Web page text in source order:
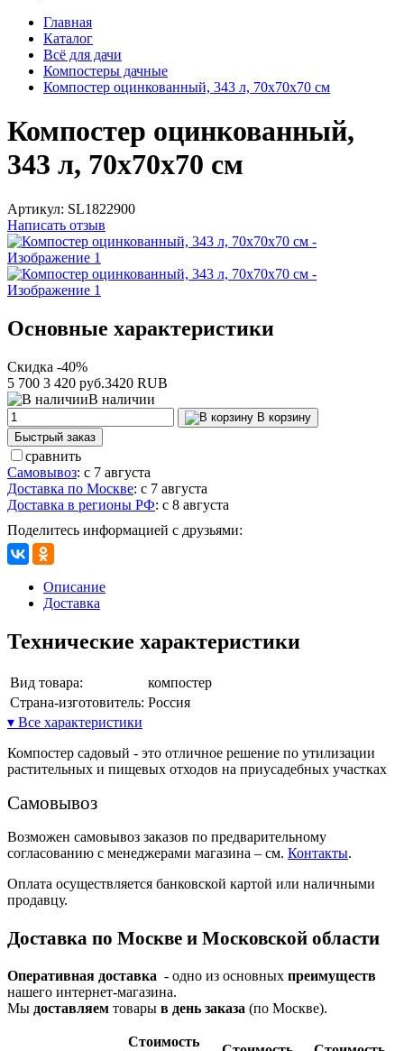
Главная
Каталог
Всё для дачи
Компостеры дачные
Компостер оцинкованный, 343 л, 70х70х70 см
Компостер оцинкованный,
343 л, 70х70х70 см
Артикул: SL1822900
Написать отзыв
Основные характеристики
Скидка -40%
5 700 3 420 руб.3420 RUB
В наличии
В корзину
Быстрый заказ
сравнить
Самовывоз: с 7 августа
Доставка по Москве: с 7 августа
Доставка в регионы РФ: с 8 августа
Поделитесь информацией с друзьями:
Описание
Доставка
Технические характеристики
Вид товара:
компостер
Страна-изготовитель: Россия
▾ Все характеристики
Компостер садовый - это отличное решение по утилизации
растительных и пищевых отходов на приусадебных участках
Самовывоз
Возможен самовывоз заказов по предварительному
согласованию с менеджерами магазина – см. Контакты.
Оплата осуществляется банковской картой или наличными
продавцу.
Доставка по Москве и Московской области
Оперативная доставка - одно из основных преимуществ
нашего интернет-магазина.
Мы доставляем товары в день заказа (по Москве).
Стои­мость